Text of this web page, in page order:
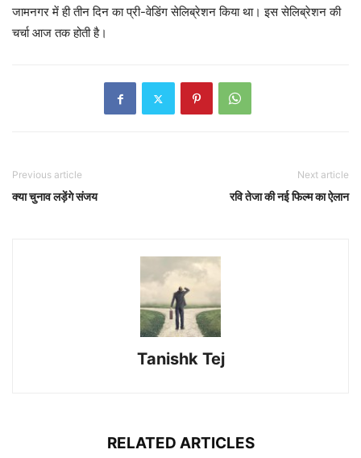
जामनगर में ही तीन दिन का प्री-वेडिंग सेलिब्रेशन किया था। इस सेलिब्रेशन की
चर्चा आज तक होती है।
Previous article
क्या चुनाव लड़ेंगे संजय
Next article
रवि तेजा की नई फिल्म का ऐलान
Tanishk Tej
RELATED ARTICLES